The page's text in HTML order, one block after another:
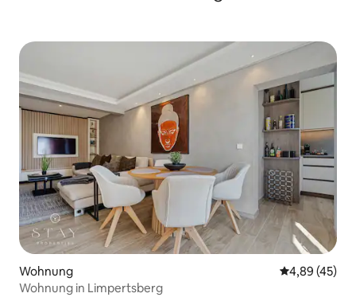
Wohnung
4,89 (45)
Wohnung in Limpertsberg